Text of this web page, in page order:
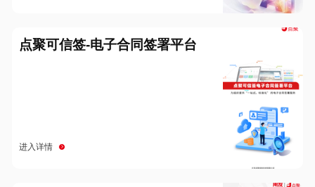
点聚可信签-电子合同签署平台
进入详情